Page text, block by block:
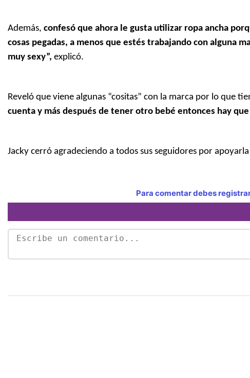
Además, confesó que ahora le gusta utilizar ropa ancha
cosas pegadas, a menos que estés trabajando con alguna
muy sexy”, explicó.
Reveló que viene algunas “cositas” con la marca por lo que
cuenta y más después de tener otro bebé entonces hay
Jacky cerró agradeciendo a todos sus seguidores por
Para comentar debes